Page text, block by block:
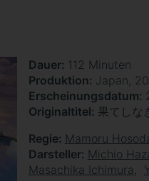
Dauer 112 Minuten
Produktion Japan,
Erscheinungsdatum
Originaltitel 果てしな
Regie Mamoru
Darsteller Michio
Masachika Ichimura